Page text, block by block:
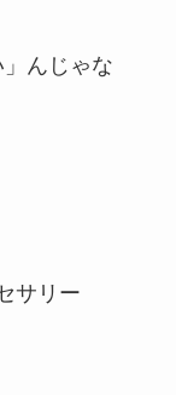
んじゃな
サリー